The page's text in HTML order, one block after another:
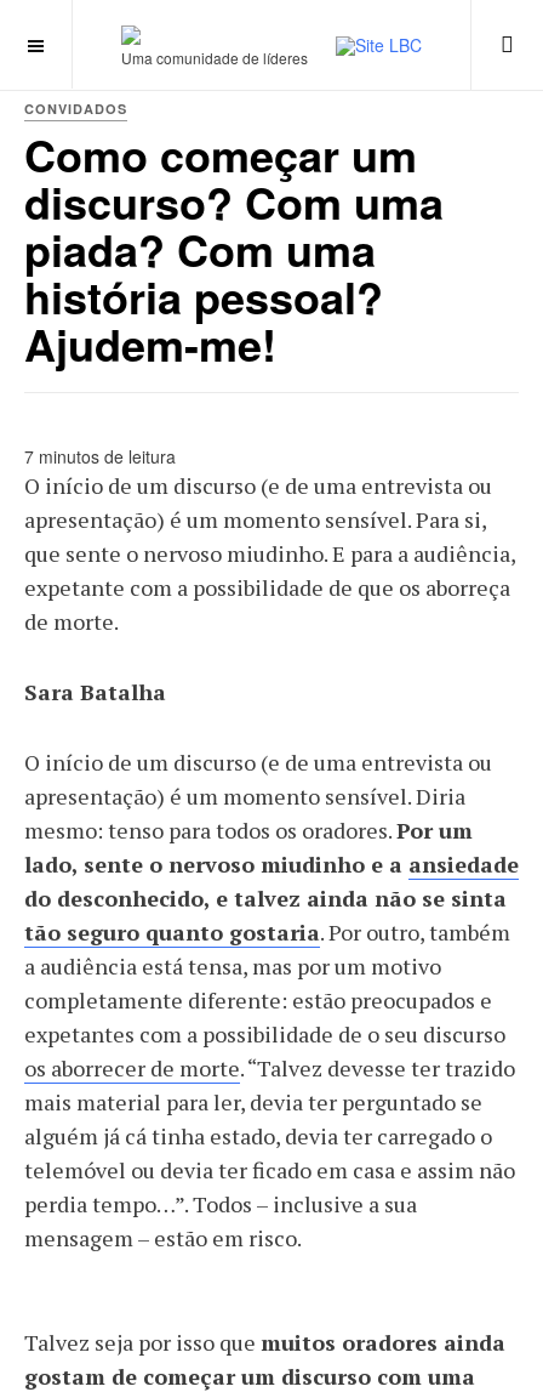
Uma comunidade de líderes
CONVIDADOS
Como começar um
discurso? Com uma
piada? Com uma
história pessoal?
Ajudem-me!
7 minutos de leitura
O início de um discurso (e de uma entrevista ou
apresentação) é um momento sensível. Para si,
que sente o nervoso miudinho. E para a audiência,
expetante com a possibilidade de que os aborreça
de morte.
Sara Batalha
O início de um discurso (e de uma entrevista ou
apresentação) é um momento sensível. Diria
mesmo: tenso para todos os oradores.Por um
lado, sente o nervoso miudinho e a ansiedade
do desconhecido, e talvez ainda não se sinta
tão seguro quanto gostaria. Por outro, também
a audiência está tensa, mas por um motivo
completamente diferente: estão preocupados e
expetantes com a possibilidade de o seu discurso
os aborrecer de morte. “Talvez devesse ter trazido
mais material para ler, devia ter perguntado se
alguém já cá tinha estado, devia ter carregado o
telemóvel ou devia ter ficado em casa e assim não
perdia tempo…”. Todos – inclusive a sua
mensagem – estão em risco.
Talvez seja por isso que muitos oradores ainda
gostam de começar um discurso com uma